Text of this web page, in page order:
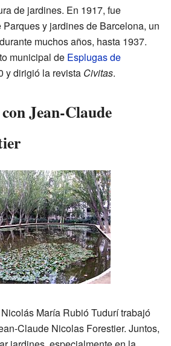
de jardines. En 1917, fue
y jardines de Barcelona, un
muchos años, hasta 1937.
municipal de Esplugas de
y dirigió la revista Civitas.
Jean-Claude
María Rubió Tudurí trabajó
Claude Nicolas Forestier. Juntos,